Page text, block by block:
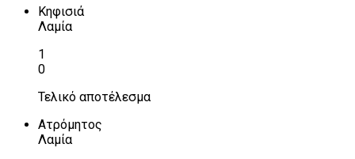
Κηφισιά
Λαμία
1
0
Τελικό αποτέλεσμα
Ατρόμητος
Λαμία